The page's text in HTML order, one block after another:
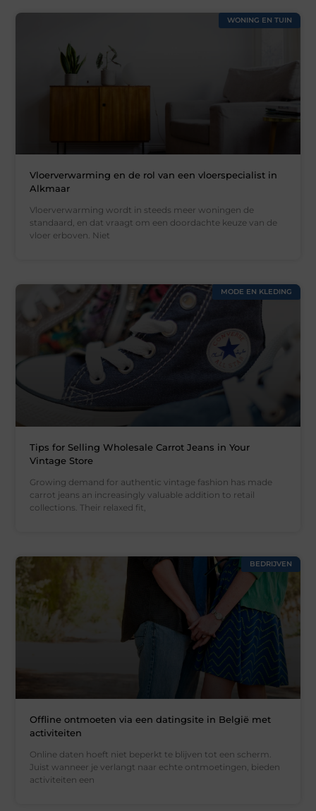
WONING EN TUIN
Vloerverwarming en de rol van een vloerspecialist in
Alkmaar
Vloerverwarming wordt in steeds meer woningen de
standaard, en dat vraagt om een doordachte keuze van de
vloer erboven. Niet
MODE EN KLEDING
Tips for Selling Wholesale Carrot Jeans in Your
Vintage Store
Growing demand for authentic vintage fashion has made
carrot jeans an increasingly valuable addition to retail
collections. Their relaxed fit,
BEDRIJVEN
Offline ontmoeten via een datingsite in België met
activiteiten
Online daten hoeft niet beperkt te blijven tot een scherm.
Juist wanneer je verlangt naar echte ontmoetingen, bieden
activiteiten een